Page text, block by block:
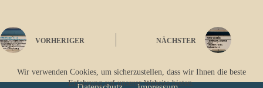
Wir verwenden Cookies, um sicherzustellen, dass wir Ihnen die beste
Erfahrung auf unserer Website bieten.
VORHERIGER NÄCHSTER